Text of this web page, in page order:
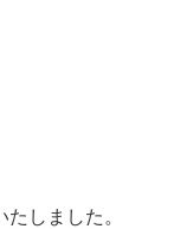
しました。